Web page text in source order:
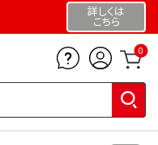
詳しくは
こちら
0